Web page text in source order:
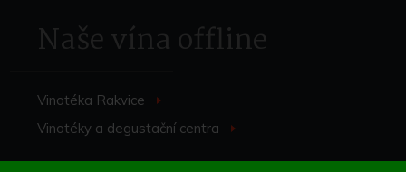
Naše vína offline
Vinotéka Rakvice
Vinotéky a degustační centra